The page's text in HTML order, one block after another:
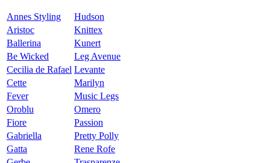
Annes Styling
Hudson
Aristoc
Knittex
Ballerina
Kunert
Be Wicked
Leg Avenue
Cecilia de Rafael Levante
Cette
Marilyn
Fever
Music Legs
Oroblu
Omero
Fiore
Passion
Gabriella
Pretty Polly
Gatta
Rene Rofe